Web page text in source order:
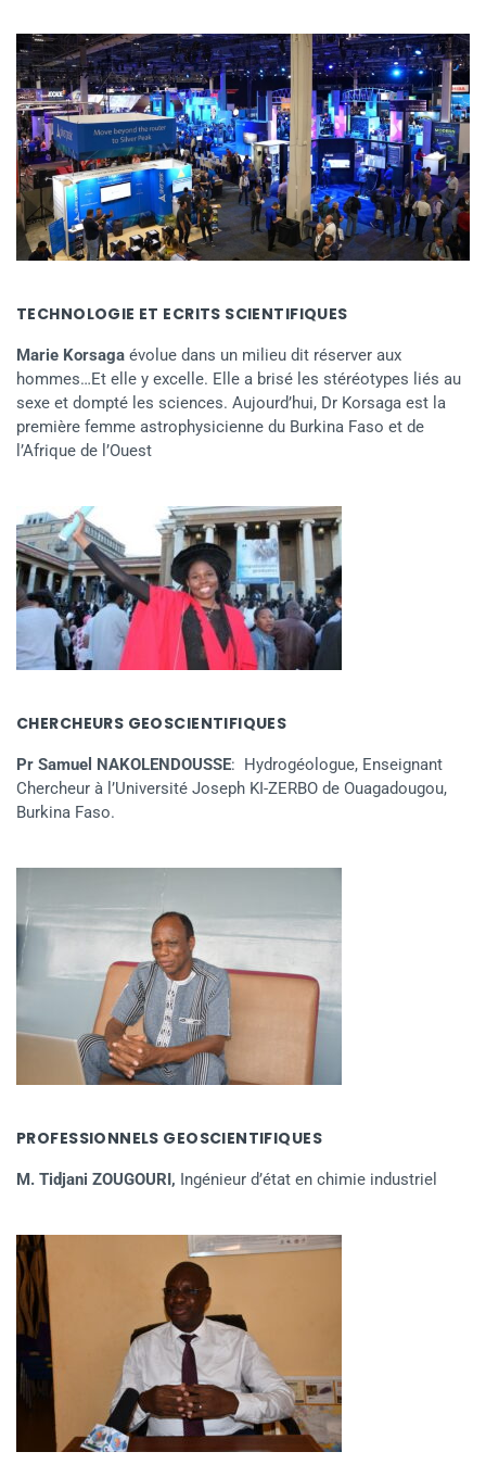
TECHNOLOGIE ET ECRITS SCIENTIFIQUES
Marie Korsaga évolue dans un milieu dit réserver aux
hommes…Et elle y excelle. Elle a brisé les stéréotypes liés au
sexe et dompté les sciences. Aujourd’hui, Dr Korsaga est la
première femme astrophysicienne du Burkina Faso et de
l’Afrique de l’Ouest
CHERCHEURS GEOSCIENTIFIQUES
Pr Samuel NAKOLENDOUSSE: Hydrogéologue, Enseignant
Chercheur à l’Université Joseph KI-ZERBO de Ouagadougou,
Burkina Faso.
PROFESSIONNELS GEOSCIENTIFIQUES
M. Tidjani ZOUGOURI, Ingénieur d’état en chimie industriel